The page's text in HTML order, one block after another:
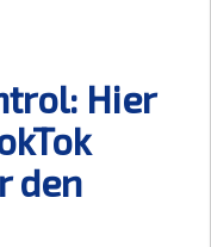
Hier
den